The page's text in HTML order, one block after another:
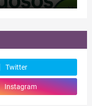
Twitter
Instagram